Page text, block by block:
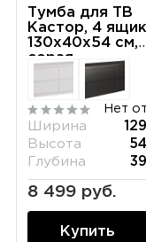
Тумба для ТВ
Кастор, 4
130х40х54 см,
серая
Ширина
Высота
Глубина
8 499 руб.
Купить